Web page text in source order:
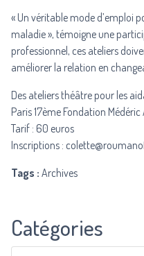
« Un véritable mode d’emploi
maladie », témoigne une
professionnel, ces ateliers
améliorer la relation en
Des ateliers théâtre pour les
Paris 17ème Fondation
Tarif : 60 euros
Inscriptions :
Tags : Archives
Catégories